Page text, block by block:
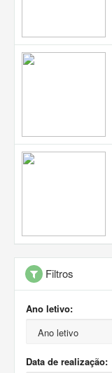
Filtros
Ano letivo:
Data de realização: